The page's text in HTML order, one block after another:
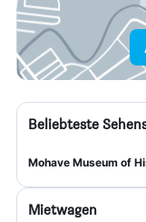
Beliebteste
Mohave Museum of
Mietwagen